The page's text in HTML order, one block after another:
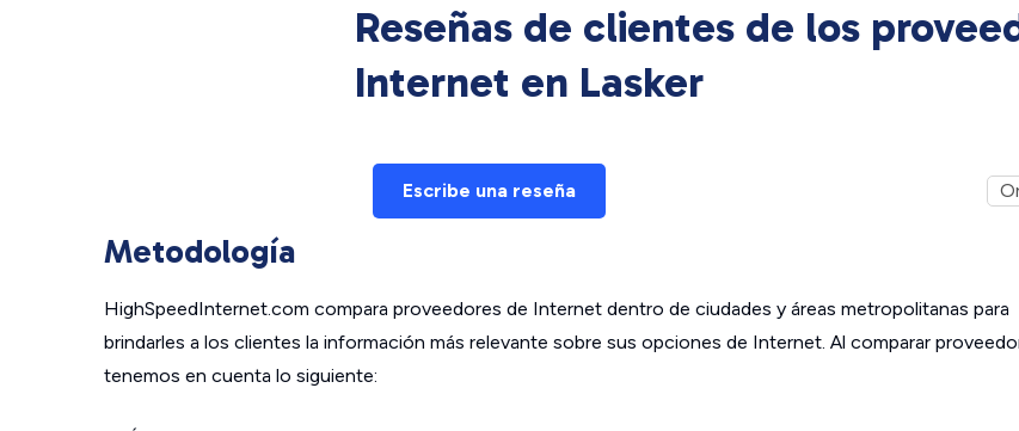
Reseñas de clientes de los
Internet en Lasker
Escribe una reseña
Metodología
HighSpeedInternet.com compara proveedores de Internet dentro de ciudades y áreas metropolitanas para
brindarles a los clientes la información más relevante sobre sus opciones de Internet. Al comparar
tenemos en cuenta lo siguiente: